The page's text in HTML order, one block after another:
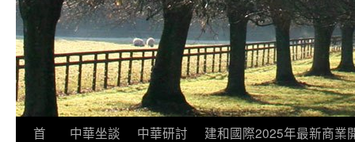
首
中華坐談
中華研討
建和國際2025年最新商業